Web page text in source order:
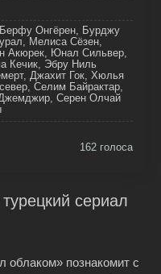
Онгёрен, Бурджу
Мелиса Сёзен,
Акюрек, Юнал Сильвер,
Кечик, Эбру Ниль
Джахит Гок, Хюлья
Селим Байрактар,
Серен Олчай
162 голоса
сериал
облаком» познакомит с